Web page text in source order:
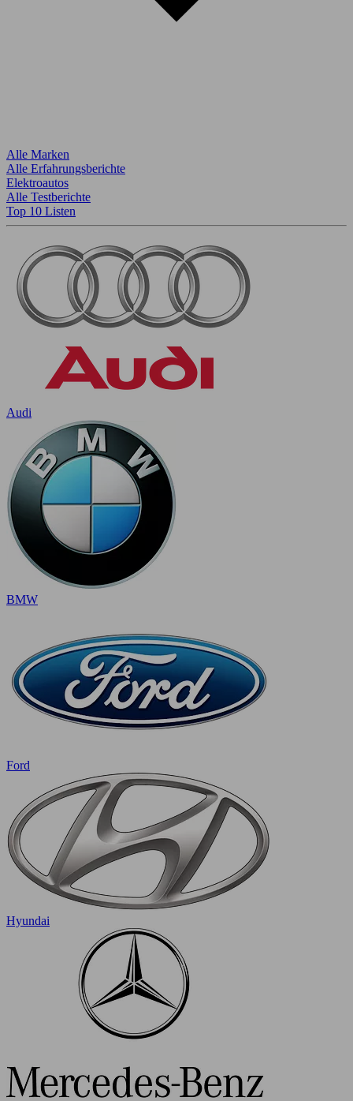
Alle Marken
Alle Erfahrungsberichte
Elektroautos
Alle Testberichte
Top 10 Listen
Audi
BMW
Ford
Hyundai